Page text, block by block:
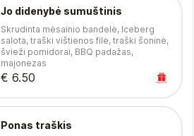
Jo didenybė sumuštinis
Skrudinta mėsainio bandelė, Iceberg
salota, traški vištienos filė, traški šoninė,
švieži pomidorai, BBQ padažas,
majonezas
€ 6.50
Ponas traškis